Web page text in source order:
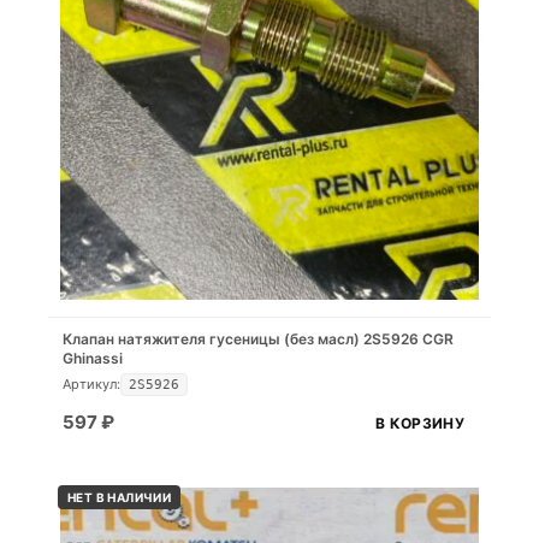
Клапан натяжителя гусеницы (без масл) 2S5926 CGR
Ghinassi
Артикул: 2S5926
597₽ В КОРЗИНУ
НЕТ В НАЛИЧИИ